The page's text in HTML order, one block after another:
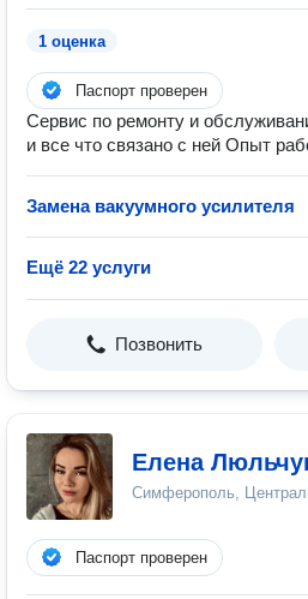
1 оценка
Паспорт проверен
Сервис по ремонту и
и все что связано с ней Опыт
Замена вакуумного усилителя
Ещё 22 услуги
Позвонить
Елена
Симферополь,
Паспорт проверен